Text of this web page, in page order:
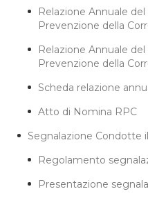
Relazione Annuale
Prevenzione della
Relazione Annuale
Prevenzione della
Scheda relazione
Atto di Nomina RPC
Segnalazione Condotte
Regolamento
Presentazione